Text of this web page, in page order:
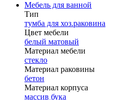
Мебель для ванной
Тип
тумба для хоз.раковина
Цвет мебели
белый матовый
Материал мебели
стекло
Материал раковины
бетон
Материал корпуса
массив бука